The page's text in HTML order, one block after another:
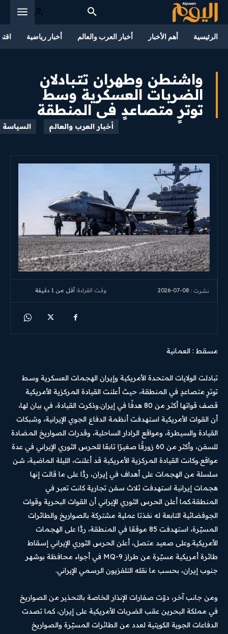
الرئيسية أهم الأخبار أخبار العرب والعالم أخبار رياضية
واشنطن وطهران تتبادلان
الضربات العسكرية وسط
توترٍ متصاعدٍ في المنطقة
أخبار العرب والعالم السياسة
نشرت : 2026-07-08 وقت القراءة: أقل من 1 دقيقة
مسقط : العمانية
تبادلت الولايات المتحدة الأمريكية وإيران الهجمات العسكرية وسط
توترٍ متصاعدٍ في المنطقة، حيث أعلنت القيادة المركزية الأمريكية
قصف قواتها أكثر من 80 هدفًا في إيران.وذكرت القيادة، في بيان لها،
أن القوات الأمريكية استهدفت أنظمة الدفاع الجوي الإيرانية، وشبكات
القيادة والسيطرة، ومواقع الرادار الساحلية، وقدرات الصواريخ المضادة
للسفن، وأكثر من 60 زورقًا صغيرًا تابعًا للحرس الثوري الإيراني في عدة
مواقع.وكانت القيادة المركزية الأمريكية قد أعلنت، الليلة الماضية، شن
سلسلة من الهجمات على أهداف في إيران، ردًّا على ما قالت إنها
هجمات إيرانية استهدفت ثلاث سفن تجارية كانت تعبر في
المنطقة.كما أعلن الحرس الثوري الإيراني أن القوات البحرية وقوات
الجوفضائية التابعة له نفذتا عملية مشتركة بالصواريخ والطائرات
المسيّرة، استهدفت 85 موقعًا في المنطقة، ردًّا على الهجمات
الأمريكية.وعلى صعيد متصل، أعلن الحرس الثوري الإيراني إسقاط
طائرة أمريكية مسيّرة من طراز MQ-9 في أجواء محافظة بوشهر
جنوب إيران، بحسب ما نقله التلفزيون الرسمي الإيراني.
ومن جانب آخر، دوّت صفارات الإنذار الخاصة بالتحذير من الصواريخ
في مملكة البحرين عقب الضربات الأمريكية على إيران، كما تصدت
الدفاعات الجوية الكويتية لعدد من الطائرات المسيّرة والصواريخ